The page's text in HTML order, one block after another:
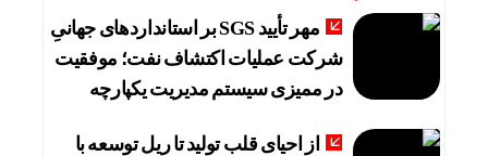
مهر تأیید SGS بر استانداردهای جهانیِ
شرکت عملیات اکتشاف نفت؛ موفقیت
در ممیزی سیستم مدیریت یکپارچه
از احیای قلب تولید تا ریل توسعه با